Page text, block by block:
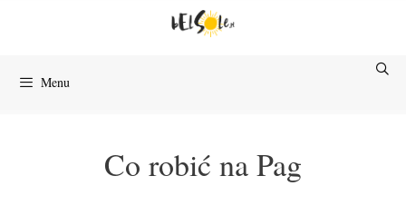
Menu
Co robić na Pag